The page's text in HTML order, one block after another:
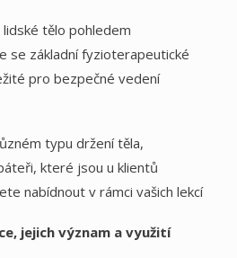
tělo pohledem
se základní fyzioterapeutické
pro bezpečné vedení
typu držení těla,
které jsou u klientů
nabídnout v rámci vašich lekcí
jejich význam a využití